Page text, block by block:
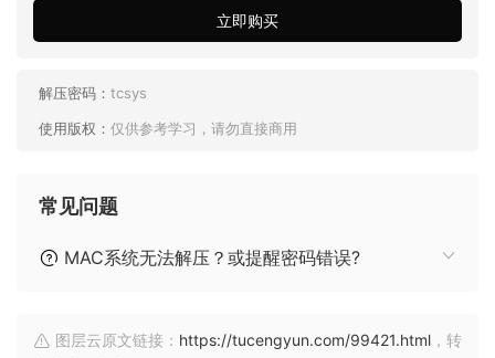
立即购买
解压密码： tcsys
使用版权： 仅供参考学习，请勿直接商用
常见问题
MAC系统无法解压？或提醒密码错误?
图层云原文链接： https://tucengyun.com/99421.html ，转